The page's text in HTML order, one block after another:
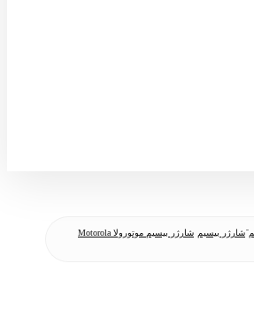
َشارژر بیسیم
شارژر بیسیم موتورولا Motorola